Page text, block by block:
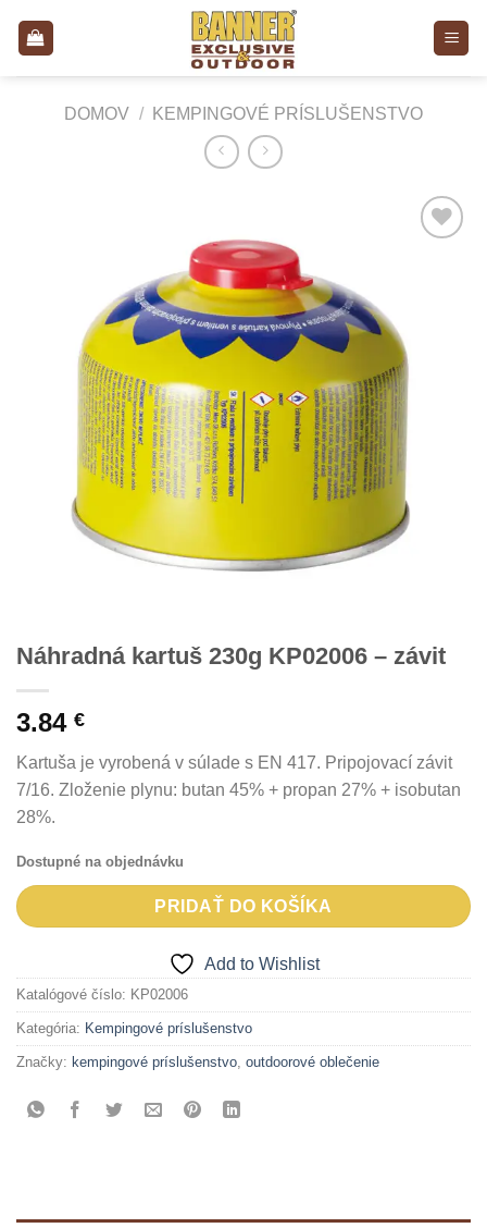
DOMOV / KEMPINGOVÉ PRÍSLUŠENSTVO
Náhradná kartuš 230g KP02006 – závit
3.84 €
Kartuša je vyrobená v súlade s EN 417. Pripojovací závit
7/16. Zloženie plynu: butan 45% + propan 27% + isobutan
28%.
Dostupné na objednávku
PRIDAŤ DO KOŠÍKA
Add to Wishlist
Katalógové číslo: KP02006
Kategória: Kempingové príslušenstvo
Značky: kempingové príslušenstvo outdoorové oblečenie